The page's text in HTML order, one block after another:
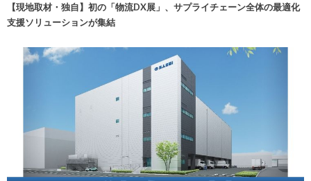
【現地取材・独自】初の「物流DX展」、サプライチェーン全体の最適化
支援ソリューションが集結